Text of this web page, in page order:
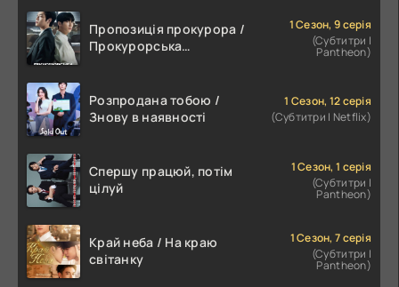
Пропозиція прокурора /
Прокурорська
1 Сезон, 9 серія
(Субтитри |
Pantheon)
Розпродана тобою /
Знову в наявності
1 Сезон, 12 серія
(Субтитри | Netflix)
Спершу працюй, потім
цілуй
1 Сезон, 1 серія
(Субтитри |
Pantheon)
Край неба / На краю
світанку
1 Сезон, 7 серія
(Субтитри |
Pantheon)